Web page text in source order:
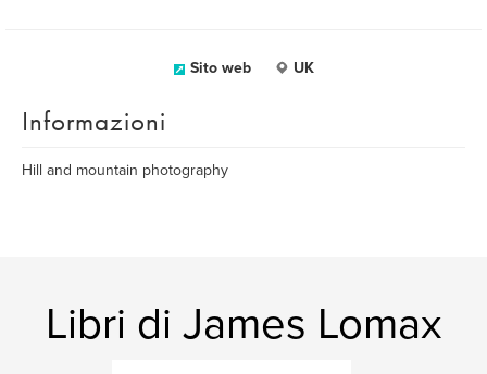
Sito web UK
Informazioni
Hill and mountain photography
Libri di James Lomax